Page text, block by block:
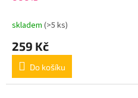
skladem (>5 ks)
259 Kč
Do košíku